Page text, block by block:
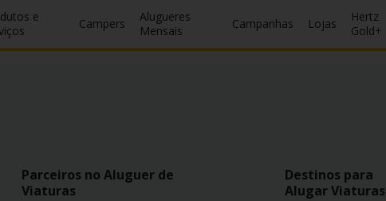
e
Campers
Alugueres
Mensais
Campanhas Lojas
Hertz
Gold+
Parceiros no Aluguer de
Viaturas
Destinos para
Alugar Viaturas